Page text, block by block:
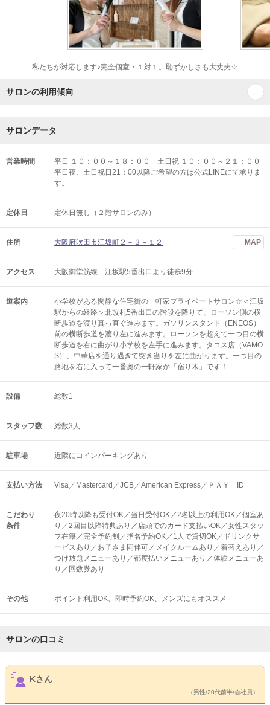
私たちが対応します♪完全個室・１対１。恥ずかしさも大丈夫☆
サロンの利用傾向
サロンデータ
営業時間
平日 １０：００～１８：００ 土日祝 １０：００～２１：００
平日夜、土日祝日21：00以降ご希望の方は公式LINEにて承りま
す。
定休日 定休日無し（２階サロンのみ）
住所 大阪府吹田市江坂町２－３－１２ MAP
アクセス 大阪御堂筋線 江坂駅5番出口より徒歩9分
道案内
小学校がある閑静な住宅街の一軒家プライベートサロン☆＜江坂
駅からの経路＞北改札5番出口の階段を降りて、ローソン側の横
断歩道を渡り真っ直ぐ進みます。ガソリンスタンド（ENEOS）
前の横断歩道を渡り左に進みます。ローソンを超えて一つ目の横
断歩道を右に曲がり小学校を左手に進みます。タコス店（VAMO
S）、中華店を通り過ぎて突き当りを左に曲がります。一つ目の
路地を右に入って一番奥の一軒家が「宿り木」です！
設備 総数1
スタッフ数 総数3人
駐車場 近隣にコインパーキングあり
支払い方法 Visa／Mastercard／JCB／American Express／ＰＡＹ ID
こだわり
条件
夜20時以降も受付OK／当日受付OK／2名以上の利用OK／個室あ
り／2回目以降特典あり／店頭でのカード支払いOK／女性スタッ
フ在籍／完全予約制／指名予約OK／1人で貸切OK／ドリンクサ
ービスあり／お子さま同伴可／メイクルームあり／着替えあり／
つけ放題メニューあり／都度払いメニューあり／体験メニューあ
り／回数券あり
その他 ポイント利用OK 即時予約OK メンズにもオススメ
サロンの口コミ
サロンPick Up
Kさん
（男性/20代前半/会社員）